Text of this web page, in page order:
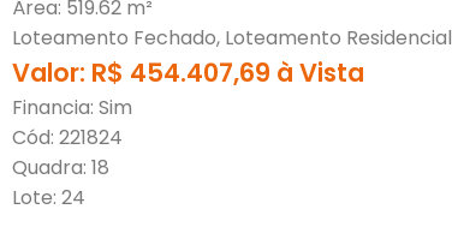
Área: 519.62 m²
Loteamento Fechado, Loteamento Residencial
Valor: R$ 454.407,69 à Vista
Financia: Sim
Cód: 221824
Quadra: 18
Lote: 24